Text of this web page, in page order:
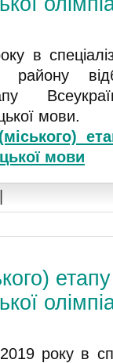
в
району
мови.
мови
етапу
року в